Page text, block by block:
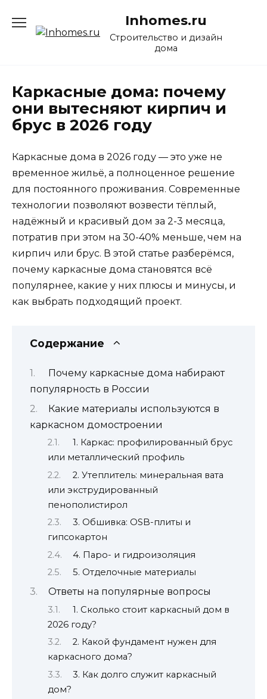
содержанию
Inhomes.ru
Строительство и дизайн
дома
Каркасные дома: почему
они вытесняют кирпич и
брус в 2026 году
Каркасные дома в 2026 году — это уже не
временное жильё, а полноценное решение
для постоянного проживания. Современные
технологии позволяют возвести тёплый,
надёжный и красивый дом за 2-3 месяца,
потратив при этом на 30-40% меньше, чем на
кирпич или брус. В этой статье разберёмся,
почему каркасные дома становятся всё
популярнее, какие у них плюсы и минусы, и
как выбрать подходящий проект.
Содержание
Почему каркасные дома набирают
популярность в России
Какие материалы используются в
каркасном домостроении
1. Каркас: профилированный брус
или металлический профиль
2. Утеплитель: минеральная вата
или экструдированный
пенополистирол
3. Обшивка: OSB-плиты и
гипсокартон
4. Паро- и гидроизоляция
5. Отделочные материалы
Ответы на популярные вопросы
1. Сколько стоит каркасный дом в
2026 году?
2. Какой фундамент нужен для
каркасного дома?
3. Как долго служит каркасный
дом?